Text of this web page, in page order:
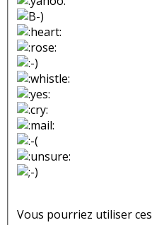
Vous pourriez utiliser ces